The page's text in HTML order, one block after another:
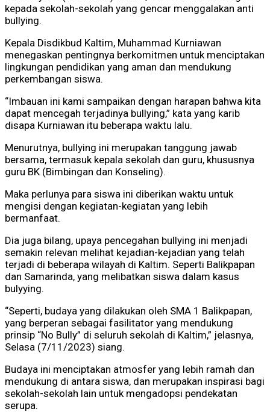
kepada sekolah-sekolah yang gencar menggalakan anti
bullying.
Kepala Disdikbud Kaltim, Muhammad Kurniawan
menegaskan pentingnya berkomitmen untuk menciptakan
lingkungan pendidikan yang aman dan mendukung
perkembangan siswa.
“Imbauan ini kami sampaikan dengan harapan bahwa kita
dapat mencegah terjadinya bullying,” kata yang karib
disapa Kurniawan itu beberapa waktu lalu.
Menurutnya, bullying ini merupakan tanggung jawab
bersama, termasuk kepala sekolah dan guru, khususnya
guru BK (Bimbingan dan Konseling).
Maka perlunya para siswa ini diberikan waktu untuk
mengisi dengan kegiatan-kegiatan yang lebih
bermanfaat.
Dia juga bilang, upaya pencegahan bullying ini menjadi
semakin relevan melihat kejadian-kejadian yang telah
terjadi di beberapa wilayah di Kaltim. Seperti Balikpapan
dan Samarinda, yang melibatkan siswa dalam kasus
bulyying.
“Seperti, budaya yang dilakukan oleh SMA 1 Balikpapan,
yang berperan sebagai fasilitator yang mendukung
prinsip “No Bully” di seluruh sekolah di Kaltim,” jelasnya,
Selasa (7/11/2023) siang.
Budaya ini menciptakan atmosfer yang lebih ramah dan
mendukung di antara siswa, dan merupakan inspirasi bagi
sekolah-sekolah lain untuk mengadopsi pendekatan
serupa.